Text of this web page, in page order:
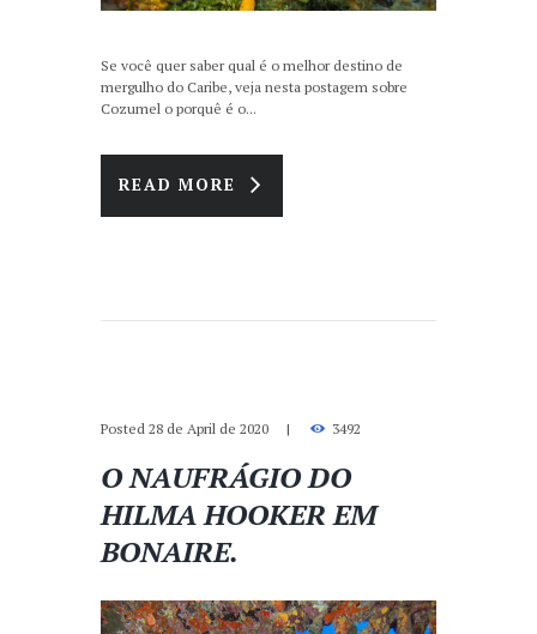
Se você quer saber qual é o melhor destino de
mergulho do Caribe, veja nesta postagem sobre
Cozumel o porquê é o...
READ MORE
Posted 28 de April de 2020 3492
O NAUFRÁGIO DO
HILMA HOOKER EM
BONAIRE.